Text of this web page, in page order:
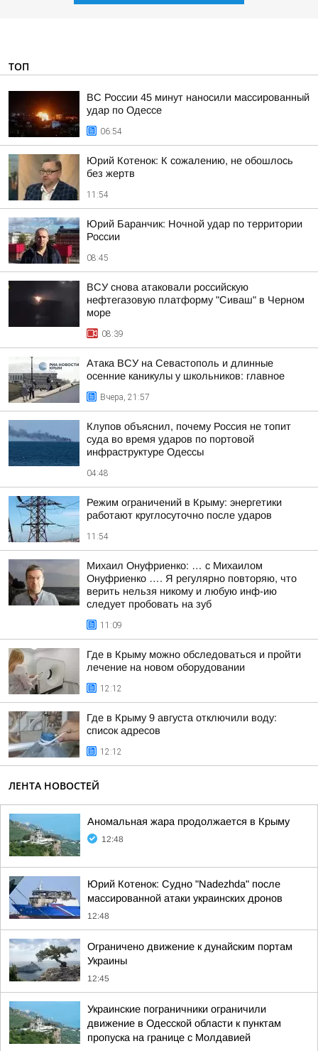
ТОП
ВС России 45 минут наносили массированный
удар по Одессе
06:54
Юрий Котенок: К сожалению, не обошлось
без жертв
11:54
Юрий Баранчик: Ночной удар по территории
России
08:45
ВСУ снова атаковали российскую
нефтегазовую платформу "Сиваш" в Черном
море
08:39
Атака ВСУ на Севастополь и длинные
осенние каникулы у школьников: главное
Вчера, 21:57
Клупов объяснил, почему Россия не топит
суда во время ударов по портовой
инфраструктуре Одессы
04:48
Режим ограничений в Крыму: энергетики
работают круглосуточно после ударов
11:54
Михаил Онуфриенко: … с Михаилом
Онуфриенко …. Я регулярно повторяю, что
верить нельзя никому и любую инф-ию
следует пробовать на зуб
11:09
Где в Крыму можно обследоваться и пройти
лечение на новом оборудовании
12:12
Где в Крыму 9 августа отключили воду:
список адресов
12:12
ЛЕНТА НОВОСТЕЙ
Аномальная жара продолжается в Крыму
12:48
Юрий Котенок: Судно "Nadezhda" после
массированной атаки украинских дронов
12:48
Ограничено движение к дунайским портам
Украины
12:45
Украинские пограничники ограничили
движение в Одесской области к пунктам
пропуска на границе с Молдавией